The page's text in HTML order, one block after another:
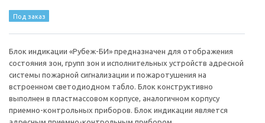
Под заказ
Блок индикации «Рубеж-БИ» предназначен для отображения
состояния зон, групп зон и исполнительных устройств адресной
системы пожарной сигнализации и пожаротушения на
встроенном светодиодном табло. Блок конструктивно
выполнен в пластмассовом корпусе, аналогичном корпусу
приемно-контрольных приборов. Блок индикации является